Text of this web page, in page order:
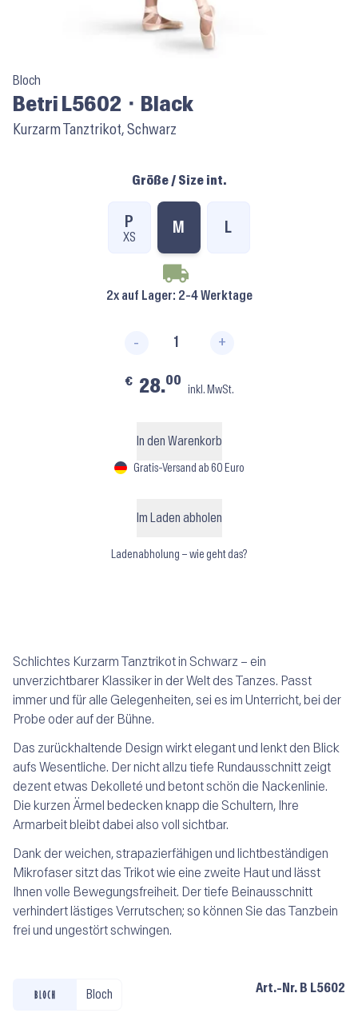
Bloch
Betri L5602 ⬝ Black
Kurzarm Tanztrikot, Schwarz
Größe / Size int.
P
XS
M L
2x auf Lager: 2-4 Werktage
- +
€ 28.00
inkl. MwSt.
In den Warenkorb
Gratis-Versand ab 60 Euro
Im Laden abholen
Ladenabholung – wie geht das?
Schlichtes Kurzarm Tanztrikot in Schwarz – ein
unverzichtbarer Klassiker in der Welt des Tanzes. Passt
immer und für alle Gelegenheiten, sei es im Unterricht, bei der
Probe oder auf der Bühne.
Das zurückhaltende Design wirkt elegant und lenkt den Blick
aufs Wesentliche. Der nicht allzu tiefe Rundausschnitt zeigt
dezent etwas Dekolleté und betont schön die Nackenlinie.
Die kurzen Ärmel bedecken knapp die Schultern, Ihre
Armarbeit bleibt dabei also voll sichtbar.
Dank der weichen, strapazierfähigen und lichtbeständigen
Mikrofaser sitzt das Trikot wie eine zweite Haut und lässt
Ihnen volle Bewegungsfreiheit. Der tiefe Beinausschnitt
verhindert lästiges Verrutschen; so können Sie das Tanzbein
frei und ungestört schwingen.
Bloch Art.-Nr. B L5602